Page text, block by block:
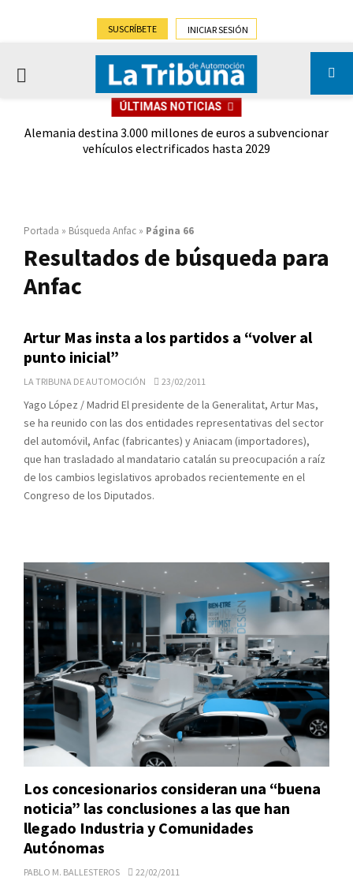
SUSCRÍBETE INICIAR SESIÓN
PRIMARY
ÚLTIMAS NOTICIAS
Alemania destina 3.000 millones de euros a subvencionar
vehículos electrificados hasta 2029
Portada » Búsqueda Anfac » Página 66
Resultados de búsqueda para
Anfac
Artur Mas insta a los partidos a “volver al
punto inicial”
LA TRIBUNA DE AUTOMOCIÓN 23/02/2011
Yago López / Madrid El presidente de la Generalitat, Artur Mas,
se ha reunido con las dos entidades representativas del sector
del automóvil, Anfac (fabricantes) y Aniacam (importadores),
que han trasladado al mandatario catalán su preocupación a raíz
de los cambios legislativos aprobados recientemente en el
Congreso de los Diputados.
Los concesionarios consideran una “buena
noticia” las conclusiones a las que han
llegado Industria y Comunidades
Autónomas
PABLO M. BALLESTEROS 22/02/2011